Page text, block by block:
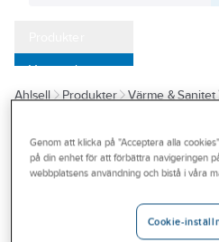
Varumärken
Kampanjer
Branscher
Ahlsell Produkter Värme & Sanitet
Reservdelar Övrigt
Genom att klicka på "Acceptera alla
på din enhet för att förbättra navigeringen
webbplatsens användning och bistå i våra
Cookie-